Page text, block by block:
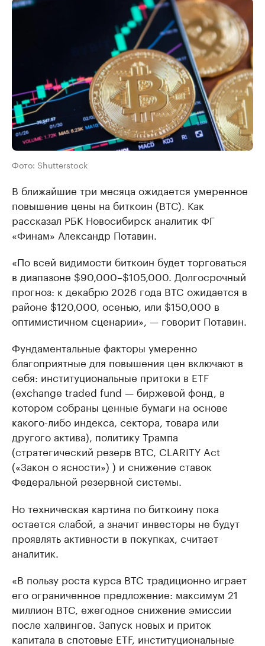
Фото: Shutterstock
В ближайшие три месяца ожидается умеренное
повышение цены на биткоин (ВТС). Как
рассказал РБК Новосибирск аналитик ФГ
«Финам» Александр Потавин.
«По всей видимости биткоин будет торговаться
в диапазоне $90,000–$105,000. Долгосрочный
прогноз: к декабрю 2026 года BTC ожидается в
районе $120,000, осенью, или $150,000 в
оптимистичном сценарии», — говорит Потавин.
Фундаментальные факторы умеренно
благоприятные для повышения цен включают в
себя: институциональные притоки в ETF
(exchange traded fund — биржевой фонд, в
котором собраны ценные бумаги на основе
какого-либо индекса, сектора, товара или
другого актива), политику Трампа
(стратегический резерв BTC, CLARITY Act
(«Закон о ясности») ) и снижение ставок
Федеральной резервной системы.
Но техническая картина по биткоину пока
остается слабой, а значит инвесторы не будут
проявлять активности в покупках, считает
аналитик.
«В пользу роста курса BTC традиционно играет
его ограниченное предложение: максимум 21
миллион BTC, ежегодное снижение эмиссии
после халвингов. Запуск новых и приток
капитала в спотовые ETF, институциональные